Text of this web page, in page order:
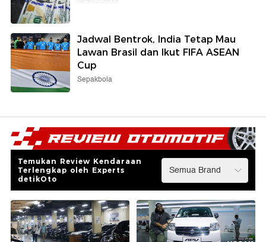
Jadwal Bentrok, India Tetap Mau
Lawan Brasil dan Ikut FIFA ASEAN
Cup
Sepakbola
Temukan Review Kendaraan
Terlengkap oleh Experts
detikOto